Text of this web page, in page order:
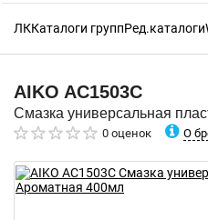
ЛККаталоги группРед.каталоги
AIKO AC1503C
Смазка универсальная
0 оценок О